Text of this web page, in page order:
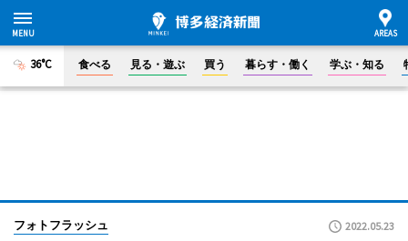
36°C 食べる 見る・遊ぶ 買う 暮らす・働く 学ぶ・知る
フォトフラッシュ 2022.05.23